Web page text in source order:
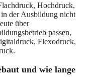
Hochdruck,
der Ausbildung nicht
über
passen,
Flexodruck,
und wie lange